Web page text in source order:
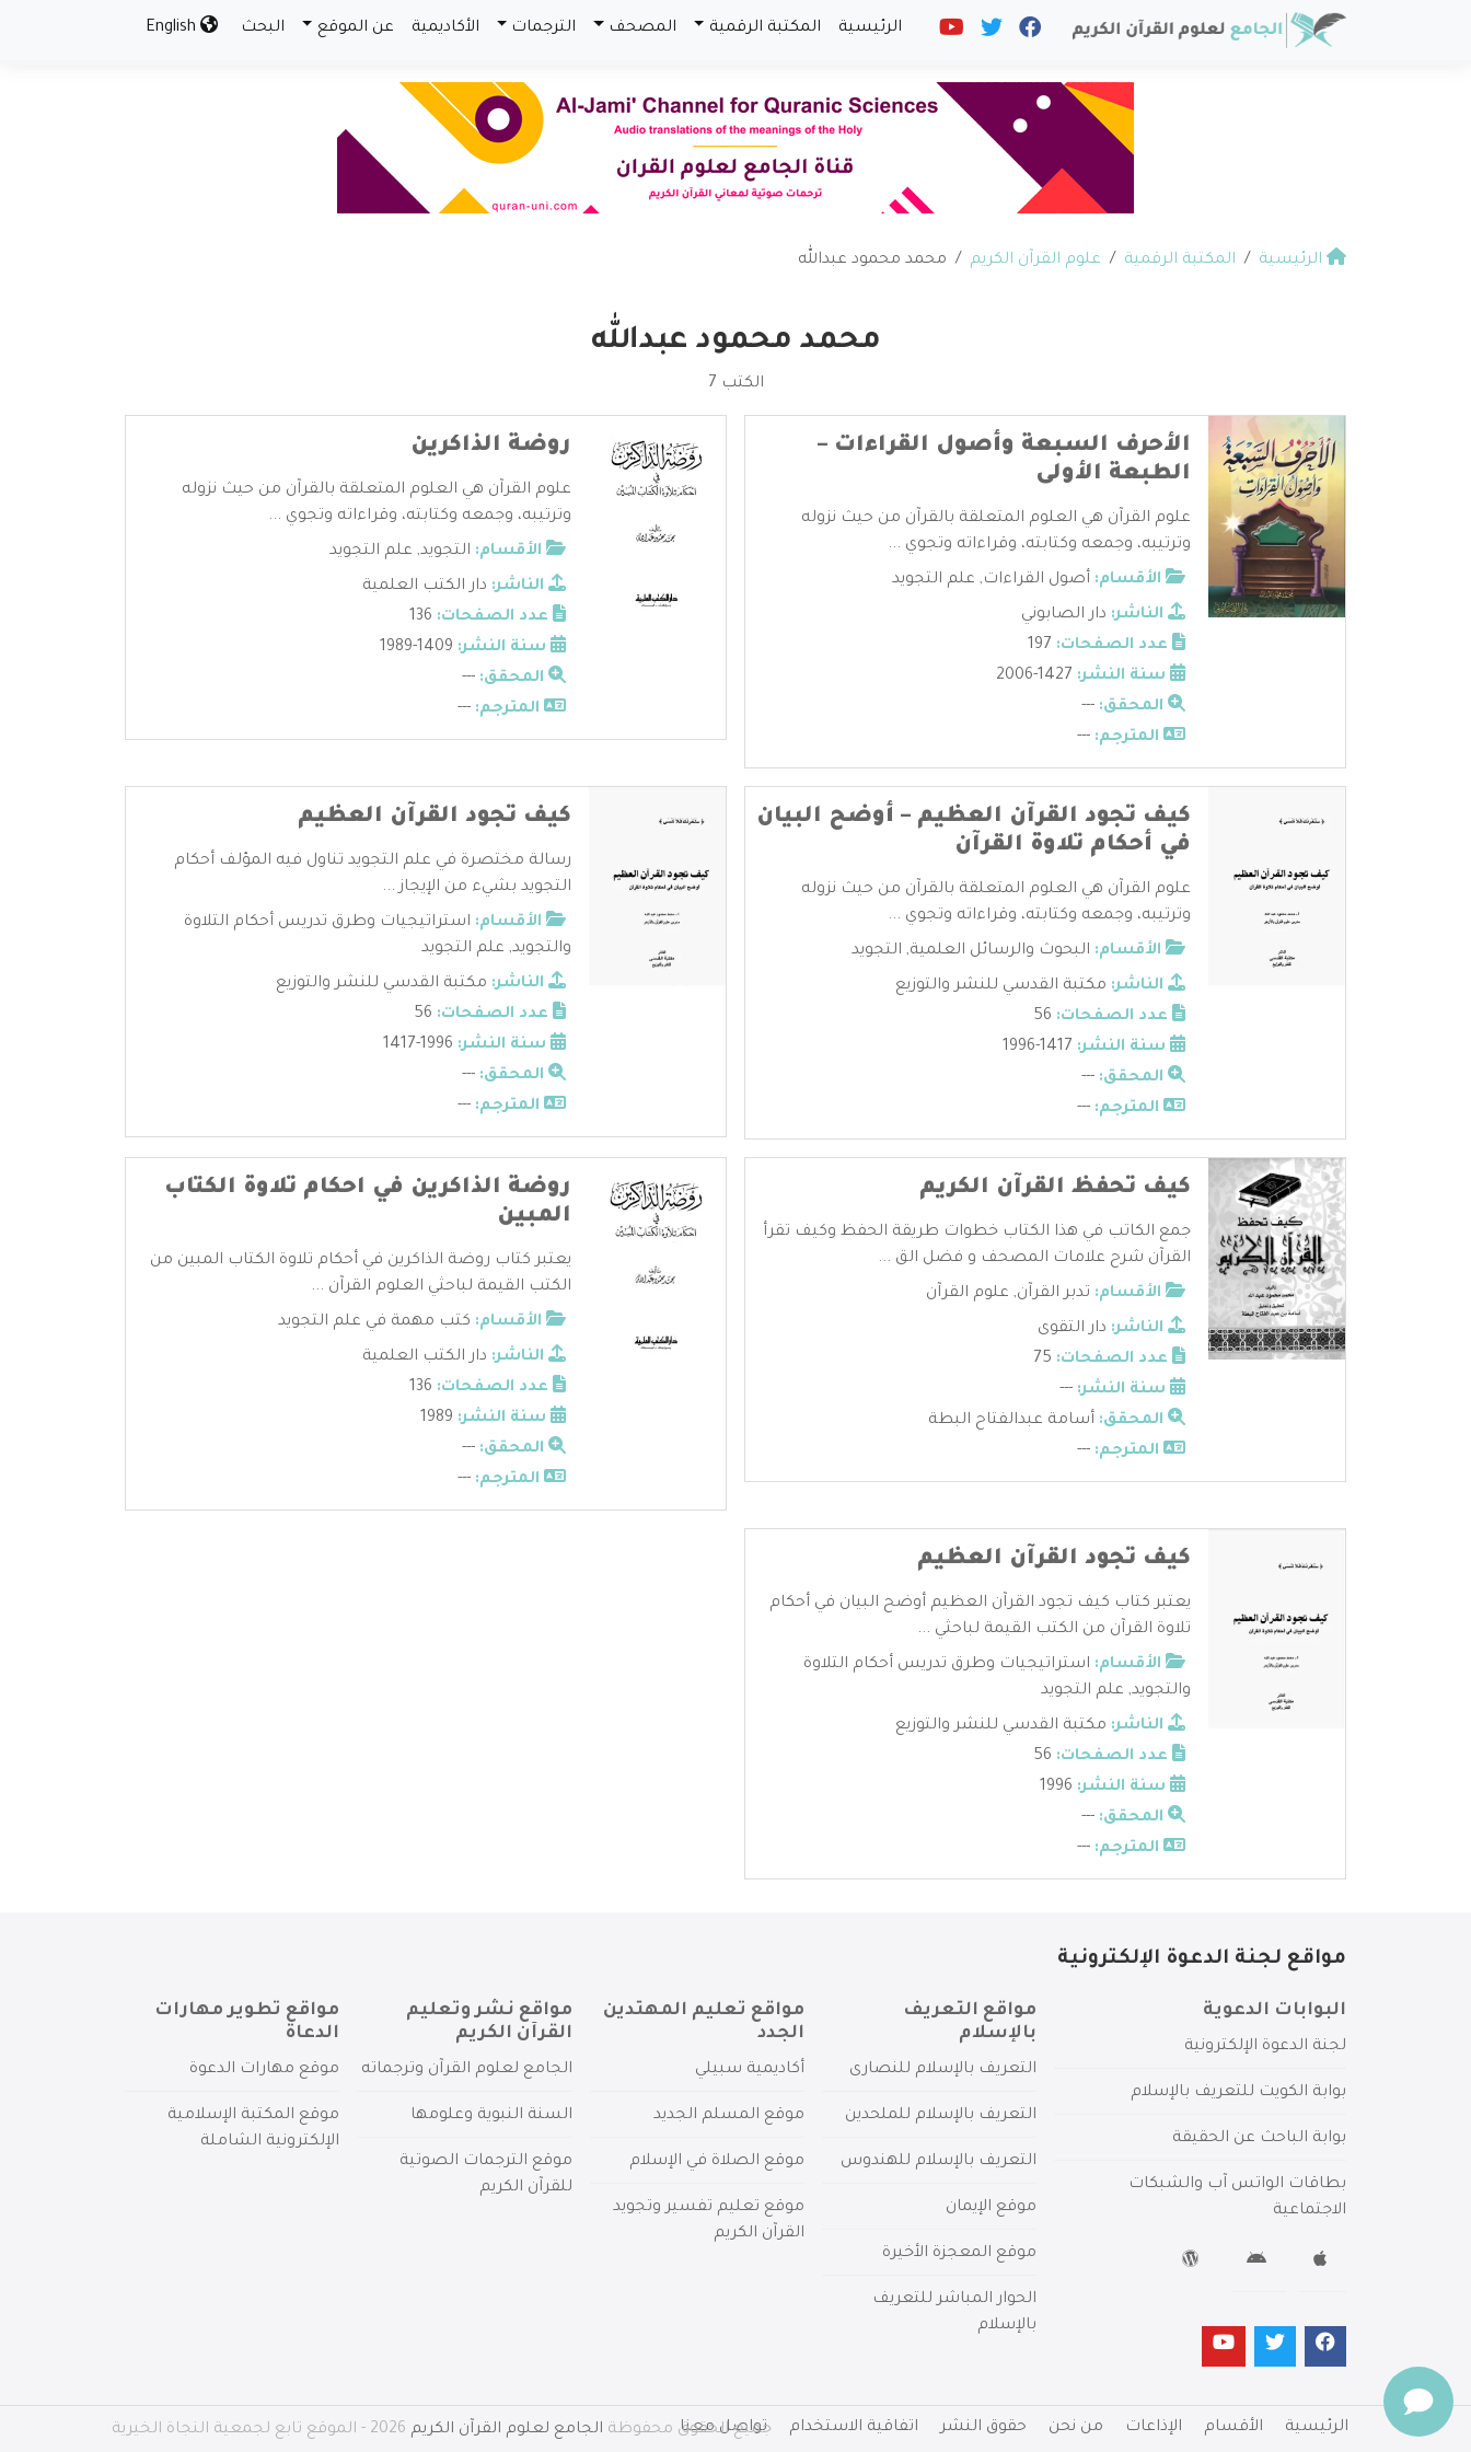
الرئيسية المكتبة الرقمية المصحف الترجمات الأكاديمية عن الموقع البحث
الرئيسية المكتبة الرقمية علوم القرآن الكريم محمد محمود عبدالله
محمد محمود عبدالله
الكتب 7
الأحرف السبعة وأصول القراءات –
الطبعة الأولى
علوم القرآن هي العلوم المتعلقة بالقرآن من حيث نزوله
وترتيبه، وجمعه وكتابته، وقراءاته وتجوي ...
الأقسام: أصول القراءات, علم التجويد
الناشر: دار الصابوني
عدد الصفحات:
سنة النشر:
المحقق: ---
المترجم: ---
روضة الذاكرين
علوم القرآن هي العلوم المتعلقة بالقرآن من حيث نزوله
وترتيبه، وجمعه وكتابته، وقراءاته وتجوي ...
الأقسام: التجويد, علم التجويد
الناشر: دار الكتب العلمية
عدد الصفحات:
سنة النشر:
المحقق: ---
المترجم: ---
كيف تجود القرآن العظيم – أوضح البيان
في أحكام تلاوة القرآن
علوم القرآن هي العلوم المتعلقة بالقرآن من حيث نزوله
وترتيبه، وجمعه وكتابته، وقراءاته وتجوي ...
الأقسام: البحوث والرسائل العلمية, التجويد
الناشر: مكتبة القدسي للنشر والتوزيع
عدد الصفحات:
سنة النشر:
المحقق: ---
المترجم: ---
كيف تجود القرآن العظيم
رسالة مختصرة في علم التجويد تناول فيه المؤلف أحكام
التجويد بشيء من الإيجاز ...
الأقسام: استراتيجيات وطرق تدريس أحكام التلاوة
والتجويد, علم التجويد
الناشر: مكتبة القدسي للنشر والتوزيع
عدد الصفحات:
سنة النشر:
المحقق: ---
المترجم: ---
كيف تحفظ القرآن الكريم
جمع الكاتب في هذا الكتاب خطوات طريقة الحفظ وكيف تقرأ
القرآن شرح علامات المصحف و فضل الق ...
الأقسام: تدبر القرآن, علوم القرآن
الناشر: دار التقوى
عدد الصفحات:
سنة النشر: ---
المحقق: أسامة عبدالفتاح البطة
المترجم: ---
روضة الذاكرين في احكام تلاوة الكتاب
المبين
يعتبر كتاب روضة الذاكرين في أحكام تلاوة الكتاب المبين من
الكتب القيمة لباحثي العلوم القرآن ...
الأقسام: كتب مهمة في علم التجويد
الناشر: دار الكتب العلمية
عدد الصفحات:
سنة النشر:
المحقق: ---
المترجم: ---
كيف تجود القرآن العظيم
يعتبر كتاب كيف تجود القرآن العظيم أوضح البيان في أحكام
تلاوة القرآن من الكتب القيمة لباحثي ...
الأقسام: استراتيجيات وطرق تدريس أحكام التلاوة
والتجويد, علم التجويد
الناشر: مكتبة القدسي للنشر والتوزيع
عدد الصفحات:
سنة النشر:
المحقق: ---
المترجم: ---
مواقع لجنة الدعوة الإلكترونية
البوابات الدعوية
لجنة الدعوة الإلكترونية
بوابة الكويت للتعريف بالإسلام
بوابة الباحث عن الحقيقة
بطاقات الواتس آب والشبكات
الاجتماعية
مواقع التعريف
بالإسلام
التعريف بالإسلام للنصارى
التعريف بالإسلام للملحدين
التعريف بالإسلام للهندوس
موقع الإيمان
موقع المعجزة الأخيرة
الحوار المباشر للتعريف
بالإسلام
مواقع تعليم المهتدين
الجدد
أكاديمية سبيلي
موقع المسلم الجديد
موقع الصلاة في الإسلام
موقع تعليم تفسير وتجويد
القرآن الكريم
مواقع نشر وتعليم
القرآن الكريم
الجامع لعلوم القرآن وترجماته
السنة النبوية وعلومها
موقع الترجمات الصوتية
للقرآن الكريم
مواقع تطوير مهارات
الدعاة
موقع مهارات الدعوة
موقع المكتبة الإسلامية
الإلكترونية الشاملة
الرئيسية الأقسام الإذاعات من نحن حقوق النشر اتفاقية الاستخدام تواصل معنا
جميع الحقوق محفوظة الجامع لعلوم القرآن الكريم